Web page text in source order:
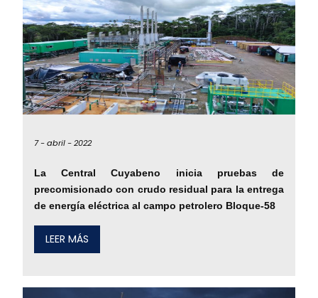
7 -abril -2022
La Central Cuyabeno inicia pruebas de
precomisionado con crudo residual para la entrega
de energía eléctrica al campo petrolero Bloque-58
LEER MÁS